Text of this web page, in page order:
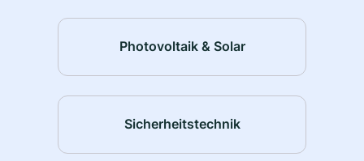
Photovoltaik & Solar
Sicherheitstechnik